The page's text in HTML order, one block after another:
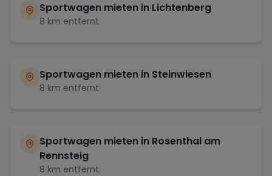
Sportwagen mieten in Lichtenberg
8 km entfernt
Sportwagen mieten in Steinwiesen
8 km entfernt
Sportwagen mieten in Rosenthal am
Rennsteig
8 km entfernt